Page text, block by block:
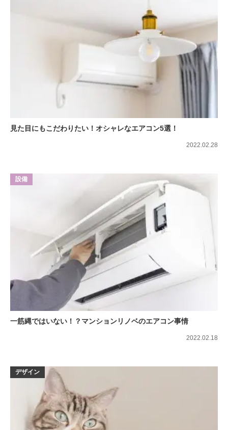
見た目にもこだわりたい！オシャレなエアコン5選！
2022.02.28
一筋縄ではいない！？マンションリノベのエアコン事情
設備
2022.02.18
デザイン